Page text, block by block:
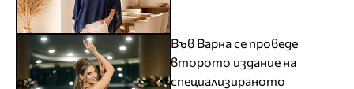
Във Варна се проведе
второто издание на
специализираното